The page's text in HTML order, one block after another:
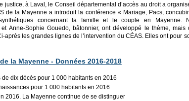
justice, à Laval, le Conseil départemental d’accès au droit a
de la Mayenne a introduit la conférence « Mariage, Pacs,
synthétiques concernant la famille et le couple en Mayenne.
Anne-Sophie Gouedo, bâtonnier, ont développé le thème,
après les grandes lignes de l’intervention du CÉAS. Elles ont pour
la Mayenne - Données 2016-2018
dix décès pour 1 000 habitants en 2016
pour 1 000 habitants en 2016
2016. La Mayenne continue de se distinguer